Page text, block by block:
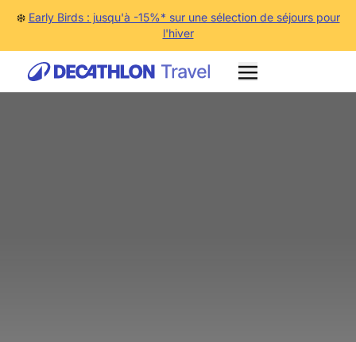
❄️ Early Birds : jusqu'à -15%* sur une sélection de séjours pour
l'hiver